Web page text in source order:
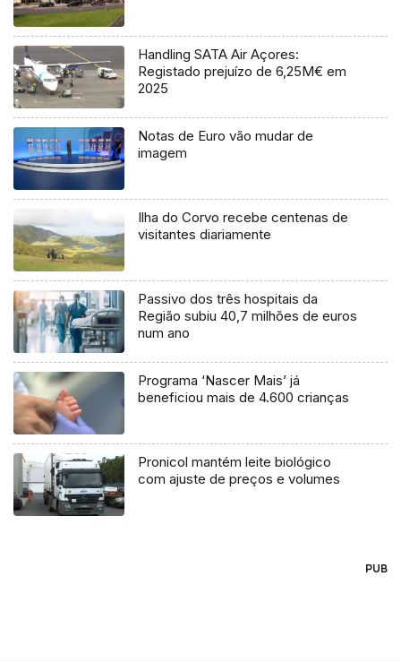
Handling SATA Air Açores:
Registado prejuízo de 6,25M€ em
2025
Notas de Euro vão mudar de
imagem
Ilha do Corvo recebe centenas de
visitantes diariamente
Passivo dos três hospitais da
Região subiu 40,7 milhões de euros
num ano
Programa ‘Nascer Mais’ já
beneficiou mais de 4.600 crianças
Pronicol mantém leite biológico
com ajuste de preços e volumes
PUB